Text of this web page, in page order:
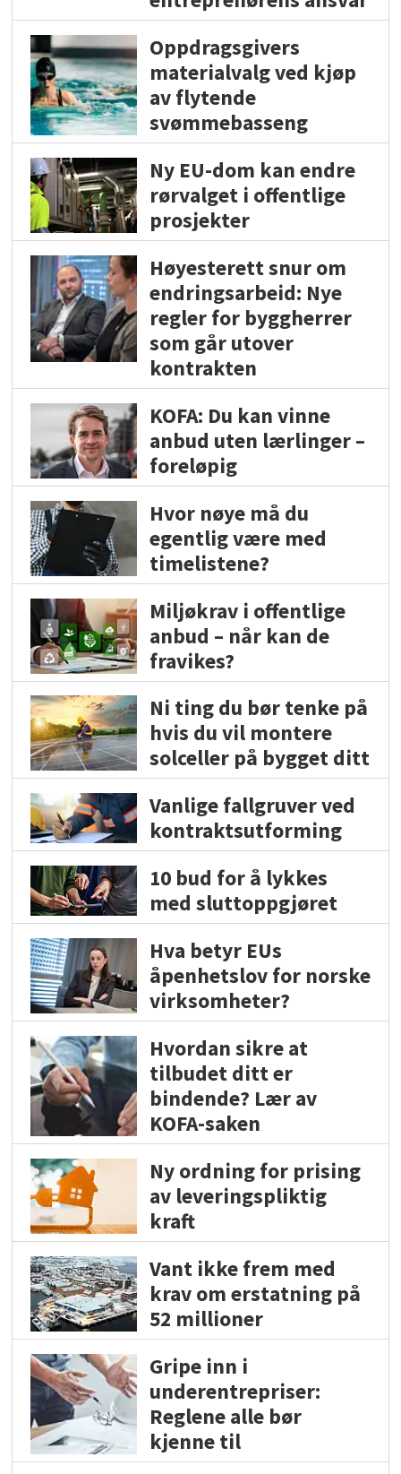
Oppdragsgivers
materialvalg ved kjøp
av flytende
svømmebasseng
Ny EU-dom kan endre
rørvalget i offentlige
prosjekter
Høyesterett snur om
endringsarbeid: Nye
regler for byggherrer
som går utover
kontrakten
KOFA: Du kan vinne
anbud uten lærlinger –
foreløpig
Hvor nøye må du
egentlig være med
timelistene?
Miljøkrav i offentlige
anbud – når kan de
fravikes?
Ni ting du bør tenke på
hvis du vil montere
solceller på bygget ditt
Vanlige fallgruver ved
kontraktsutforming
10 bud for å lykkes
med sluttoppgjøret
Hva betyr EUs
åpenhetslov for norske
virksomheter?
Hvordan sikre at
tilbudet ditt er
bindende? Lær av
KOFA-saken
Ny ordning for prising
av leveringspliktig
kraft
Vant ikke frem med
krav om erstatning på
52 millioner
Gripe inn i
underentrepriser:
Reglene alle bør
kjenne til